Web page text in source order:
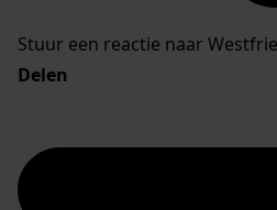
Stuur een reactie naar
Delen